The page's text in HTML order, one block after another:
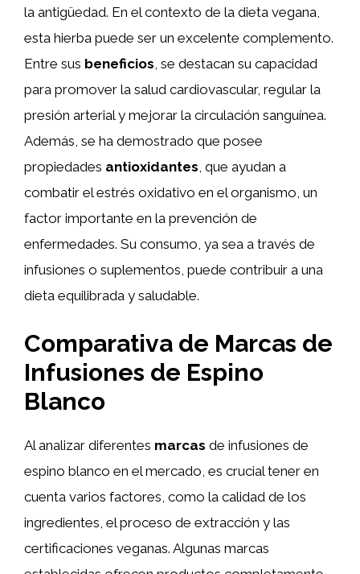
la antigüedad. En el contexto de la dieta vegana,
esta hierba puede ser un excelente complemento.
Entre sus beneficios, se destacan su capacidad
para promover la salud cardiovascular, regular la
presión arterial y mejorar la circulación sanguínea.
Además, se ha demostrado que posee
propiedades antioxidantes, que ayudan a
combatir el estrés oxidativo en el organismo, un
factor importante en la prevención de
enfermedades. Su consumo, ya sea a través de
infusiones o suplementos, puede contribuir a una
dieta equilibrada y saludable.
Comparativa de Marcas de
Infusiones de Espino
Blanco
Al analizar diferentes marcas de infusiones de
espino blanco en el mercado, es crucial tener en
cuenta varios factores, como la calidad de los
ingredientes, el proceso de extracción y las
certificaciones veganas. Algunas marcas